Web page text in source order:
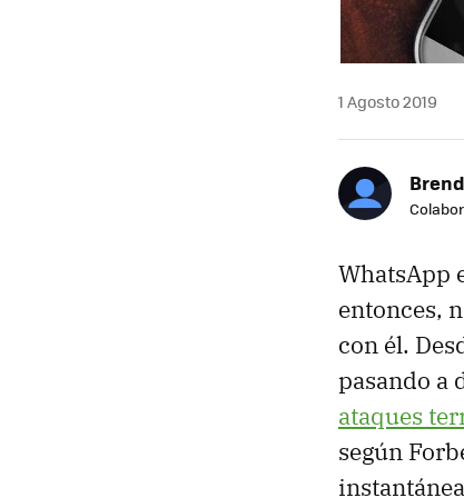
1 Agosto 2019
WhatsApp
entonces,
con él.
pasando a
ataques
según